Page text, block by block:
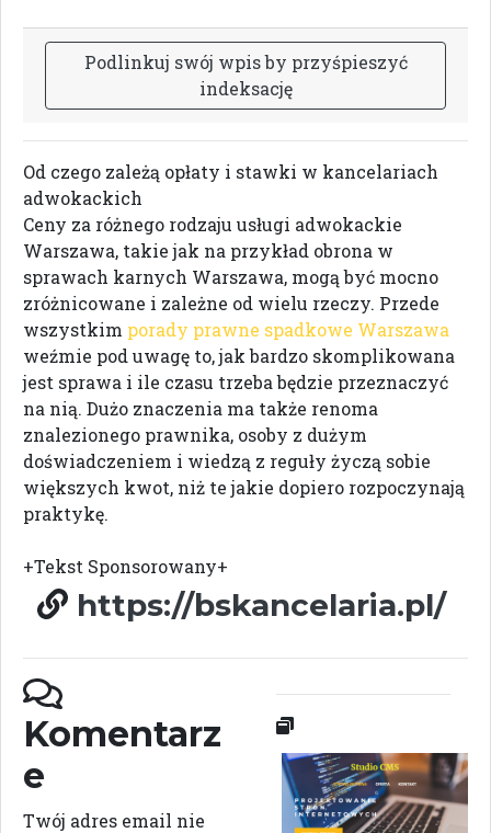
Podlinkuj swój wpisby przyśpieszyć
indeksację
Od czego zależą opłaty i stawki w kancelariach
adwokackich
Ceny za różnego rodzaju usługi adwokackie
Warszawa, takie jak na przykład obrona w
sprawach karnych Warszawa, mogą być mocno
zróżnicowane i zależne od wielu rzeczy. Przede
wszystkim porady prawne spadkowe Warszawa
weźmie pod uwagę to, jak bardzo skomplikowana
jest sprawa i ile czasu trzeba będzie przeznaczyć
na nią. Dużo znaczenia ma także renoma
znalezionego prawnika, osoby z dużym
doświadczeniem i wiedzą z reguły życzą sobie
większych kwot, niż te jakie dopiero rozpoczynają
praktykę.
+Tekst Sponsorowany+
https://bskancelaria.pl/
Komentarz
e
Twój adres email nie